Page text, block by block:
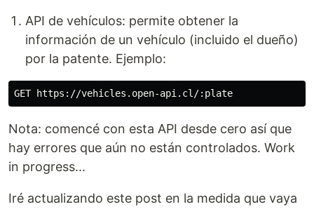
API de vehículos: permite obtener la
información de un vehículo (incluido el dueño)
por la patente. Ejemplo:
Nota: comencé con esta API desde cero así que
hay errores que aún no están controlados. Work
in progress...
Iré actualizando este post en la medida que vaya